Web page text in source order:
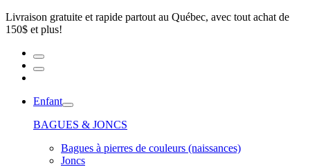
Livraison gratuite et rapide partout au Québec, avec tout achat de
150$ et plus!
Enfant
BAGUES & JONCS
Bagues à pierres de couleurs (naissances)
Joncs